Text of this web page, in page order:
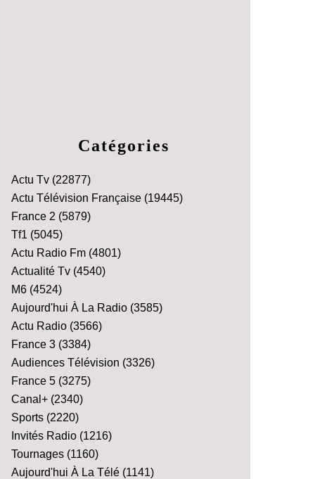
Catégories
Actu Tv (22877)
Actu Télévision Française (19445)
France 2 (5879)
Tf1 (5045)
Actu Radio Fm (4801)
Actualité Tv (4540)
M6 (4524)
Aujourd'hui À La Radio (3585)
Actu Radio (3566)
France 3 (3384)
Audiences Télévision (3326)
France 5 (3275)
Canal+ (2340)
Sports (2220)
Invités Radio (1216)
Tournages (1160)
Aujourd'hui À La Télé (1141)